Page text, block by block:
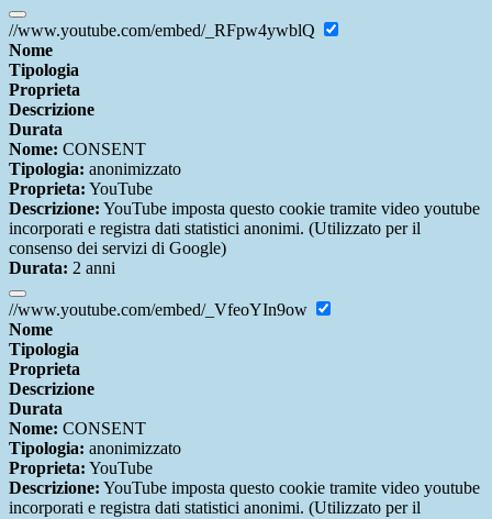
//www.youtube.com/embed/_RFpw4ywblQ
Nome
Tipologia
Proprieta
Descrizione
Durata
Nome: CONSENT
Tipologia: anonimizzato
Proprieta: YouTube
Descrizione: YouTube imposta questo cookie tramite video youtube
incorporati e registra dati statistici anonimi. (Utilizzato per il
consenso dei servizi di Google)
Durata: 2 anni
//www.youtube.com/embed/_VfeoYIn9ow
Nome
Tipologia
Proprieta
Descrizione
Durata
Nome: CONSENT
Tipologia: anonimizzato
Proprieta: YouTube
Descrizione: YouTube imposta questo cookie tramite video youtube
incorporati e registra dati statistici anonimi. (Utilizzato per il